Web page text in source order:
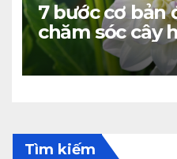
7 bước cơ bản
chăm sóc cây
ra bông đúng
Tìm kiếm